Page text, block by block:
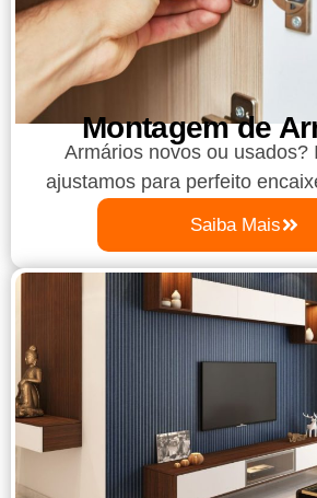
Montagem de
Armários novos ou usados?
ajustamos para perfeito
Saiba Mais